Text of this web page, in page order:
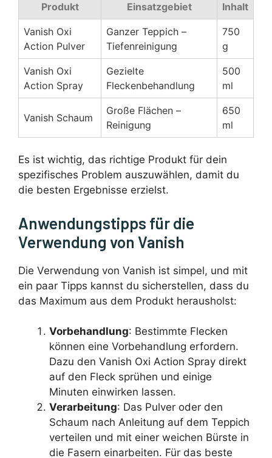
Produkt Einsatzgebiet Inhalt
Vanish Oxi
Action Pulver
Ganzer Teppich –
Tiefenreinigung
750
g
Vanish Oxi
Action Spray
Gezielte
Fleckenbehandlung
500
ml
Vanish Schaum
Große Flächen –
Reinigung
650
ml
Es ist wichtig, das richtige Produkt für dein
spezifisches Problem auszuwählen, damit du
die besten Ergebnisse erzielst.
Anwendungstipps für die
Verwendung von Vanish
Die Verwendung von Vanish ist simpel, und mit
ein paar Tipps kannst du sicherstellen, dass du
das Maximum aus dem Produkt herausholst:
Vorbehandlung: Bestimmte Flecken
können eine Vorbehandlung erfordern.
Dazu den Vanish Oxi Action Spray direkt
auf den Fleck sprühen und einige
Minuten einwirken lassen.
Verarbeitung: Das Pulver oder den
Schaum nach Anleitung auf dem Teppich
verteilen und mit einer weichen Bürste in
die Fasern einarbeiten. Für das beste